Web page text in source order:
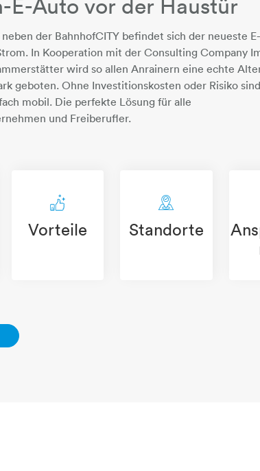
E-Auto vor der Haustür
der BahnhofCITY befindet sich der neueste
In Kooperation mit der Consulting Company
wird so allen Anrainern eine echte
geboten. Ohne Investitionskosten oder Risiko
mobil. Die perfekte Lösung für alle
und Freiberufler.
eurodaumen-hoch-plus
Vorteile karte-standort
Standorte